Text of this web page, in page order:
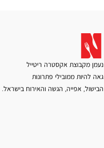
נעמן מקבוצת אקסטרה ריטייל
גאה להיות ממובילי פתרונות
הבישול, אפייה, הגשה והאירוח בישראל.